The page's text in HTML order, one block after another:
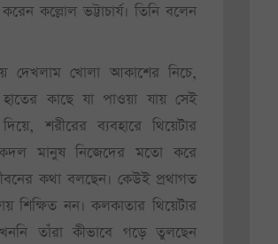
কল্লোল ভট্টাচার্য। তিনি বলেন
দেখলাম খোলা আকাশের নিচে,
হাতের কাছে যা পাওয়া যায় সেই
শরীরের ব্যবহারে থিয়েটার
মানুষ নিজেদের মতো করে
কথা বলছেন। কেউই প্রথাগত
শিক্ষিত নন। কলকাতার থিয়েটার
তাঁরা কীভাবে গড়ে তুলছেন